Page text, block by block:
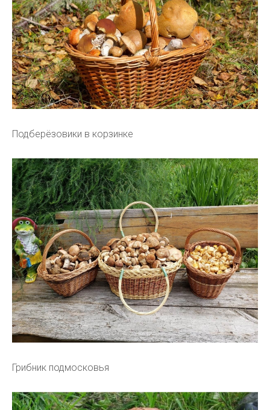
Подберёзовики в корзинке
Грибник подмосковья